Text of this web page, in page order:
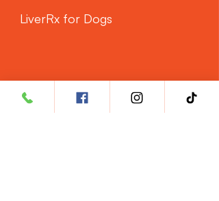
LiverRx for Dogs
LAYANAN